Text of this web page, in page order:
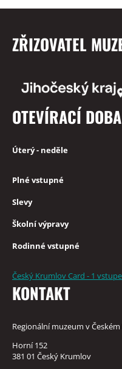
ZŘIZOVATEL
OTEVÍRACÍ DOBA
Úterý - neděle
Plné vstupné
Slevy
Školní výpravy
Rodinné vstupné
Český Krumlov Card - 1
KONTAKT
Regionální muzeum v
Horní 152
381 01 Český Krumlov